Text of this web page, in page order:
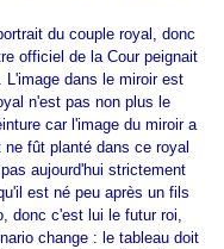
du couple royal, donc
officiel de la Cour peignait
L'image dans le miroir est
n'est pas non plus le
car l'image du miroir a
fût planté dans ce royal
aujourd'hui strictement
est né peu après un fils
donc c'est lui le futur roi,
change : le tableau doit